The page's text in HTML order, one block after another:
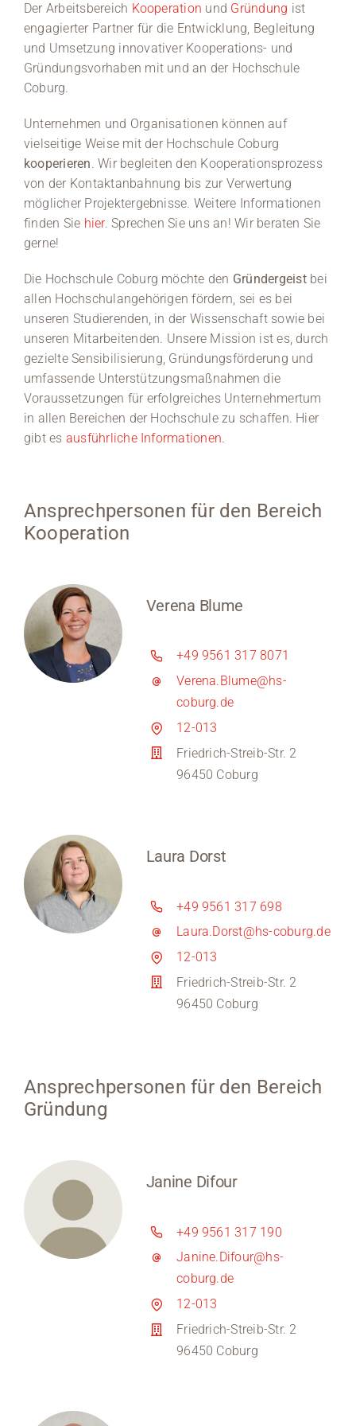
Medien
Stellenangebote
Veranstaltungen
Der Arbeitsbereich Kooperation und Gründung ist
engagierter Partner für die Entwicklung, Begleitung
und Umsetzung innovativer Kooperations- und
Gründungsvorhaben mit und an der Hochschule
Coburg.
Unternehmen und Organisationen können auf
vielseitige Weise mit der Hochschule Coburg
kooperieren. Wir begleiten den Kooperationsprozess
von der Kontaktanbahnung bis zur Verwertung
möglicher Projektergebnisse. Weitere Informationen
finden Sie hier. Sprechen Sie uns an! Wir beraten Sie
gerne!
Die Hochschule Coburg möchte den Gründergeistbei
allen Hochschulangehörigen fördern, sei es bei
unseren Studierenden, in der Wissenschaft sowie bei
unseren Mitarbeitenden. Unsere Mission ist es, durch
gezielte Sensibilisierung, Gründungsförderung und
umfassende Unterstützungsmaßnahmen die
Voraussetzungen für erfolgreiches Unternehmertum
in allen Bereichen der Hochschule zu schaffen. Hier
gibt es ausführliche Informationen.
Ansprechpersonen für den Bereich
Kooperation
Verena Blume
+49 9561 317 8071
Verena.Blume@hs-
coburg.de
12-013
Friedrich-Streib-Str. 2
96450 Coburg
Laura Dorst
+49 9561 317 698
Laura.Dorst@hs-coburg.de
12-013
Friedrich-Streib-Str. 2
96450 Coburg
Ansprechpersonen für den Bereich
Gründung
Janine Difour
+49 9561 317 190
Janine.Difour@hs-
coburg.de
12-013
Friedrich-Streib-Str. 2
96450 Coburg